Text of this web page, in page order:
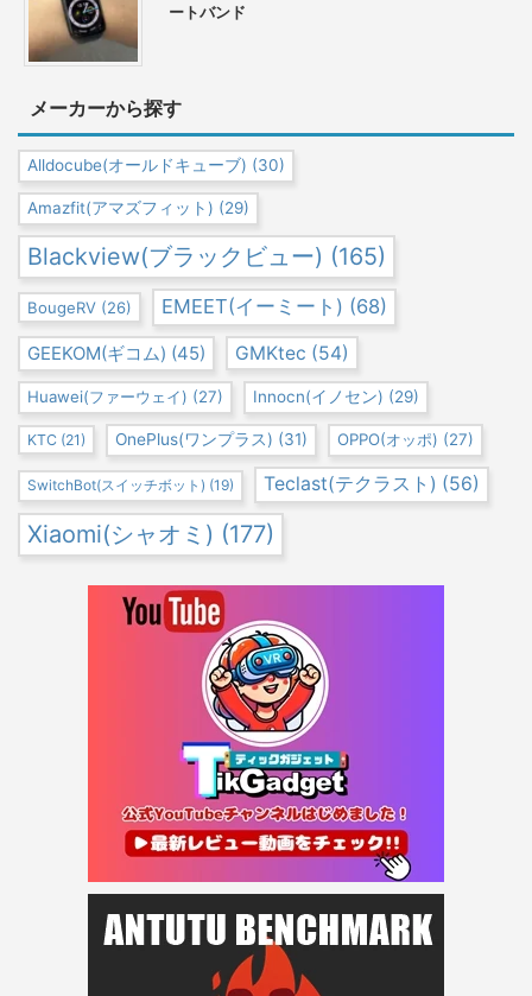
ートバンド
メーカーから探す
Alldocube(オールドキューブ) (30)
Amazfit(アマズフィット) (29)
Blackview(ブラックビュー) (165)
BougeRV (26) EMEET(イーミート) (68)
GEEKOM(ギコム) (45) GMKtec (54)
Huawei(ファーウェイ) (27) Innocn(イノセン) (29)
KTC (21) OnePlus(ワンプラス) (31) OPPO(オッポ) (27)
SwitchBot(スイッチボット) (19) Teclast(テクラスト) (56)
Xiaomi(シャオミ) (177)